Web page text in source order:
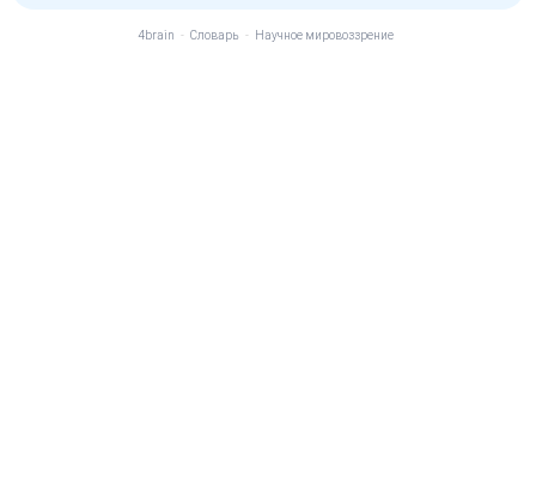
4brain - Словарь - Научное мировоззрение